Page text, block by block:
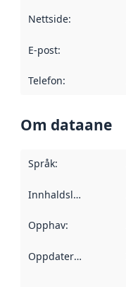
Nettside:
E-post:
Telefon:
Om dataane
Språk:
Innhaldsleverandørar
Opphav:
Oppdateringsfrekvens